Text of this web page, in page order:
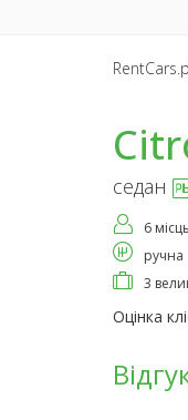
седан
6 місць
ручна
3
Оцінка